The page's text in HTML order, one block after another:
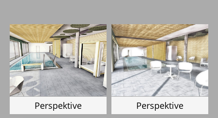
Perspektive Perspektive